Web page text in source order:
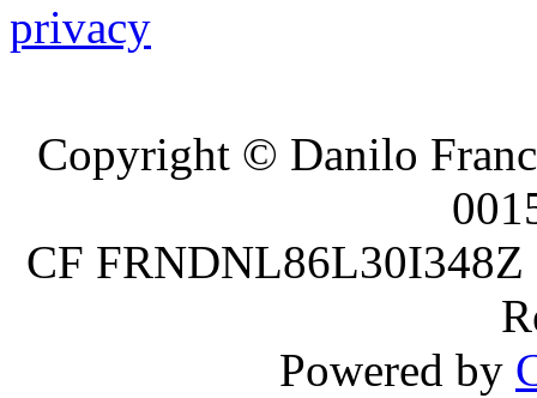
privacy
Copyright © Danilo
CF
Powered by